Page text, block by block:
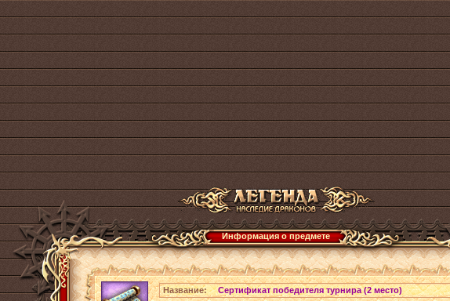
Информация о предмете
Название:
Сертификат победителя турнира (2 место)